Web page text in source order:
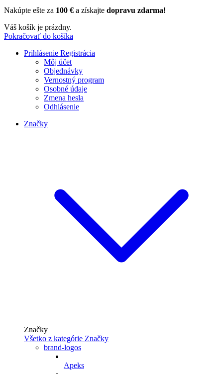
Nakúpte ešte za 100 € a získajte dopravu zdarma!
Váš košík je prázdny.
Pokračovať do košíka
Prihlásenie Registrácia
Môj účet
Objednávky
Vernostný program
Osobné údaje
Zmena hesla
Odhlásenie
Značky
Značky
Všetko z kategórie Značky
brand-logos
Apeks